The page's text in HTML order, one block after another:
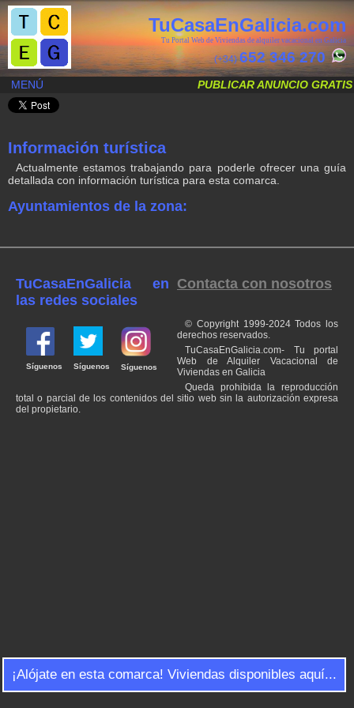
TuCasaEnGalicia.com
Tu Portal Web de Viviendas de alquiler vacacional en Galicia
(+34)652 346 270
MENÚ PUBLICAR ANUNCIO GRATIS
Información turística
¡Alójate en esta comarca! Viviendas disponibles aquí...
Actualmente estamos trabajando para poderle ofrecer una guía
detallada con información turística para esta comarca.
Ayuntamientos de la zona:
TuCasaEnGalicia en
las redes sociales
Síguenos Síguenos Síguenos
Contacta con nosotros
© Copyright 1999-2024 Todos los
derechos reservados.
TuCasaEnGalicia.com- Tu portal
Web de Alquiler Vacacional de
Viviendas en Galicia
Queda prohibida la reproducción
total o parcial de los contenidos del sitio web sin la autorización expresa
del propietario.